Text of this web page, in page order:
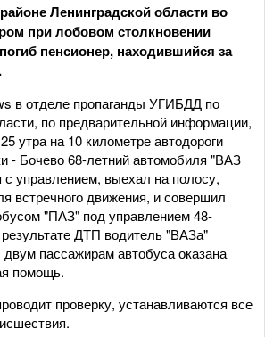
Ленинградской области во
при лобовом столкновении
пенсионер, находившийся за
в отделе пропаганды УГИБДД по
по предварительной информации,
утра на 10 километре автодороги
- Бочево 68-летний автомобиля "ВАЗ
с управлением, выехал на полосу,
встречного движения, и совершил
"ПАЗ" под управлением 48-
ДТП водитель "ВАЗа"
пассажирам автобуса оказана
помощь.
проверку, устанавливаются все